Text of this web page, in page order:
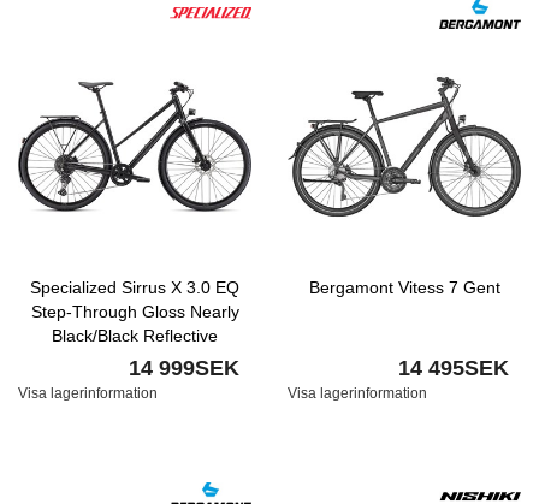
Specialized Sirrus X 3.0 EQ
Step-Through Gloss Nearly
Black/Black Reflective
14 999SEK
Visa lagerinformation
Bergamont Vitess 7 Gent
14 495SEK
Visa lagerinformation